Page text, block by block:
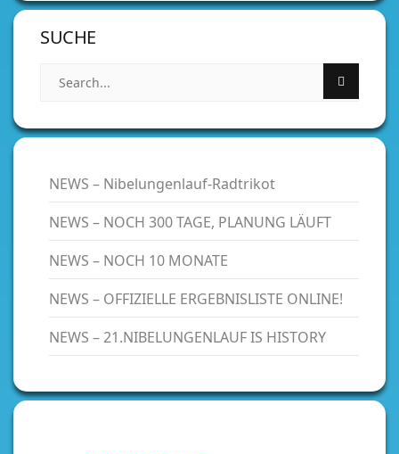
SUCHE
NEWS – Nibelungenlauf-Radtrikot
NEWS – NOCH 300 TAGE, PLANUNG LÄUFT
NEWS – NOCH 10 MONATE
NEWS – OFFIZIELLE ERGEBNISLISTE ONLINE!
NEWS – 21.NIBELUNGENLAUF IS HISTORY